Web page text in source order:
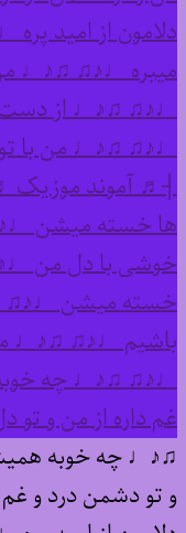
دلامون از امید
میبره ♩♪♫ ♫♪♩
♩♪♫ ♫♪♩ از دست
♩♪♫ ♫♪♩ من با
┤♬ آموند
ها خسته میشن
خوشی با دل من
خسته میشن ♩♪♫
باشیم ♩♪♫ ♫♪♩
♩♪♫ ♫♪♩ چه خوبه
غم داره از من و
♫♪♩ چه خوبه
و تو دشمن درد و